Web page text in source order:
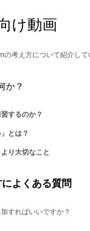
け動画
の考え方について紹介して
か？
するのか？
とは？
り大切なこと
よくある質問
すればいいですか？